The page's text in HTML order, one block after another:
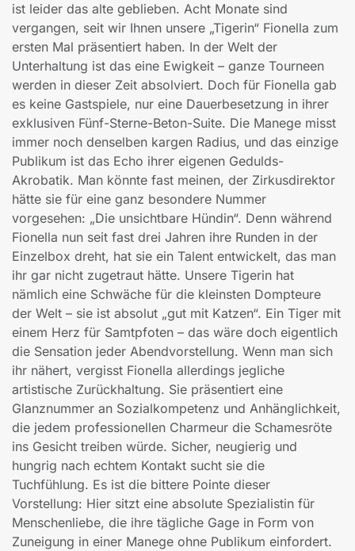
ist leider das alte geblieben. Acht Monate sind
vergangen, seit wir Ihnen unsere „Tigerin“ Fionella zum
ersten Mal präsentiert haben. In der Welt der
Unterhaltung ist das eine Ewigkeit – ganze Tourneen
werden in dieser Zeit absolviert. Doch für Fionella gab
es keine Gastspiele, nur eine Dauerbesetzung in ihrer
exklusiven Fünf-Sterne-Beton-Suite. Die Manege misst
immer noch denselben kargen Radius, und das einzige
Publikum ist das Echo ihrer eigenen Gedulds-
Akrobatik. Man könnte fast meinen, der Zirkusdirektor
hätte sie für eine ganz besondere Nummer
vorgesehen: „Die unsichtbare Hündin“. Denn während
Fionella nun seit fast drei Jahren ihre Runden in der
Einzelbox dreht, hat sie ein Talent entwickelt, das man
ihr gar nicht zugetraut hätte. Unsere Tigerin hat
nämlich eine Schwäche für die kleinsten Dompteure
der Welt – sie ist absolut „gut mit Katzen“. Ein Tiger mit
einem Herz für Samtpfoten – das wäre doch eigentlich
die Sensation jeder Abendvorstellung. Wenn man sich
ihr nähert, vergisst Fionella allerdings jegliche
artistische Zurückhaltung. Sie präsentiert eine
Glanznummer an Sozialkompetenz und Anhänglichkeit,
die jedem professionellen Charmeur die Schamesröte
ins Gesicht treiben würde. Sicher, neugierig und
hungrig nach echtem Kontakt sucht sie die
Tuchfühlung. Es ist die bittere Pointe dieser
Vorstellung: Hier sitzt eine absolute Spezialistin für
Menschenliebe, die ihre tägliche Gage in Form von
Zuneigung in einer Manege ohne Publikum einfordert.